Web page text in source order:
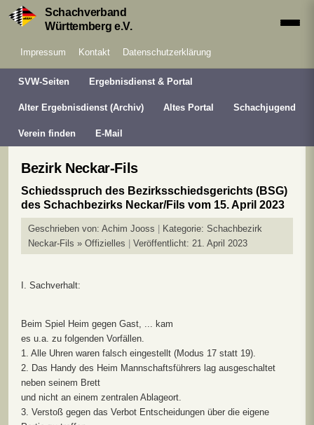
Schachverband
Württemberg e.V.
Impressum Kontakt Datenschutzerklärung
SVW-Seiten Ergebnisdienst & Portal
Alter Ergebnisdienst (Archiv) Altes Portal Schachjugend
Verein finden E-Mail
Bezirk Neckar-Fils
Schiedsspruch des Bezirksschiedsgerichts (BSG)
des Schachbezirks Neckar/Fils vom 15. April 2023
Geschrieben von: Achim Jooss Kategorie: Schachbezirk
Neckar-Fils » Offizielles
Veröffentlicht: 21. April 2023
I. Sachverhalt:
Beim Spiel Heim gegen Gast, ... kam
es u.a. zu folgenden Vorfällen.
1. Alle Uhren waren falsch eingestellt (Modus 17 statt 19).
2. Das Handy des Heim Mannschaftsführers lag ausgeschaltet
neben seinem Brett
und nicht an einem zentralen Ablageort.
3. Verstoß gegen das Verbot Entscheidungen über die eigene